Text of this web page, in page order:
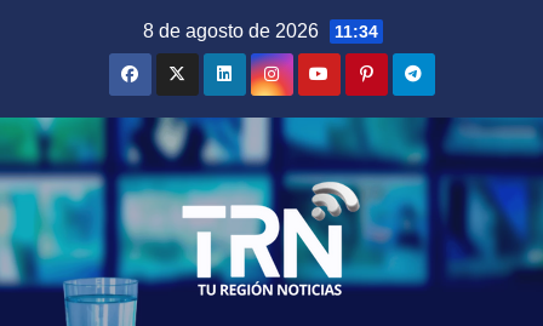
8 de agosto de 2026 11:34